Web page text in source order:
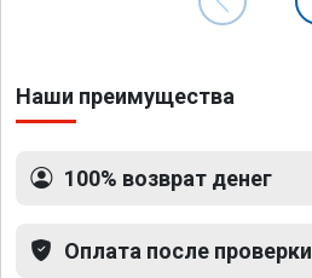
Наши преимущества
100% возврат денег
Оплата после проверки